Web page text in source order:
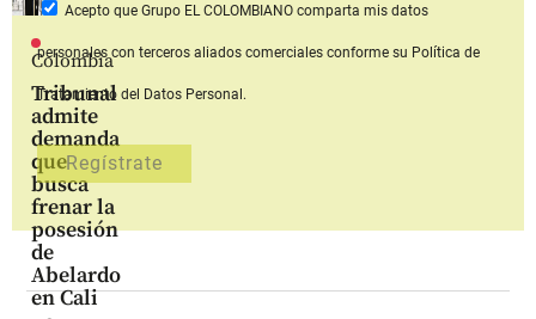
Colombia
Tribunal
admite
demanda
que
busca
frenar la
posesión
de
Abelardo
en Cali
Acepto que Grupo EL COLOMBIANOcomparta mis datos
personales con terceros aliados comerciales conforme su Política de
Tratamiento del Datos Personal.